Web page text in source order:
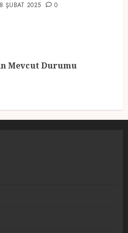
ŞUBAT 2025 0
Mevcut Durumu